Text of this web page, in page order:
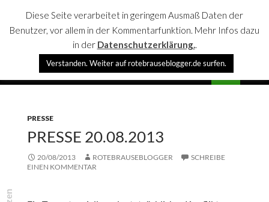
rotebrauseblogger
SPRINGE
PRESSE
PRESSE 20.08.2013
20/08/2013 ROTEBRAUSEBLOGGER
SCHREIBE
EINEN KOMMENTAR
Diese Seite verarbeitet in geringem Ausmaß Daten der
Benutzer, vor allem in der Kommentarfunktion. Mehr Infos dazu
in der Datenschutzerklärung..
Verstanden. Weiter auf rotebrauseblogger.de surfen.